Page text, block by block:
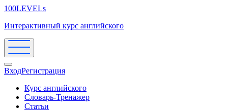
100LEVELs
Интерактивный курс английского
ВходРегистрация
Курс английского
Словарь-Тренажер
Статьи